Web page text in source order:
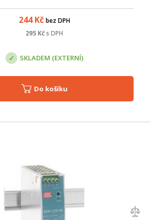
244Kč bez DPH
295 Kčs DPH
SKLADEM (EXTERNÍ)
Do košíku